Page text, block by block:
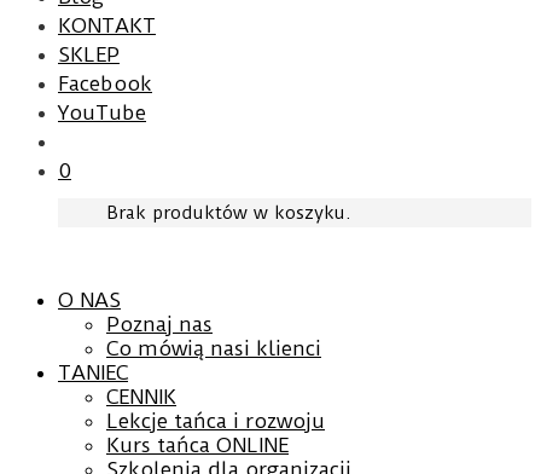
KONTAKT
SKLEP
Facebook
YouTube
0
Brak produktów w koszyku.
O NAS
Poznaj nas
Co mówią nasi klienci
TANIEC
CENNIK
Lekcje tańca i rozwoju
Kurs tańca ONLINE
Szkolenia dla organizacji